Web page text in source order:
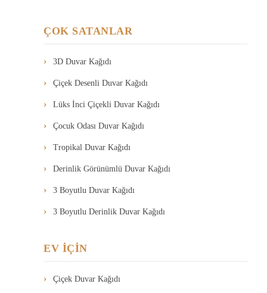
ÇOK SATANLAR
3D Duvar Kağıdı
Çiçek Desenli Duvar Kağıdı
Lüks İnci Çiçekli Duvar Kağıdı
Çocuk Odası Duvar Kağıdı
Tropikal Duvar Kağıdı
Derinlik Görünümlü Duvar Kağıdı
3 Boyutlu Duvar Kağıdı
3 Boyutlu Derinlik Duvar Kağıdı
EV İÇİN
Çiçek Duvar Kağıdı